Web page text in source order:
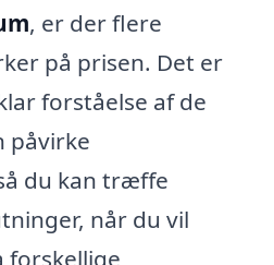
, er der flere
på prisen. Det er
forståelse af de
påvirke
du kan træffe
når du vil
forskellige